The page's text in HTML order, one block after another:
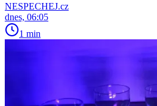
NESPECHEJ.cz
dnes, 06:05
1 min